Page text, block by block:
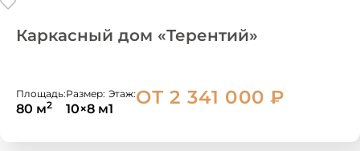
Каркасный дом «Терентий»
Площадь:
80 м2
Размер:
10×8 м
Этаж:
1
ОТ 2 341 000 ₽